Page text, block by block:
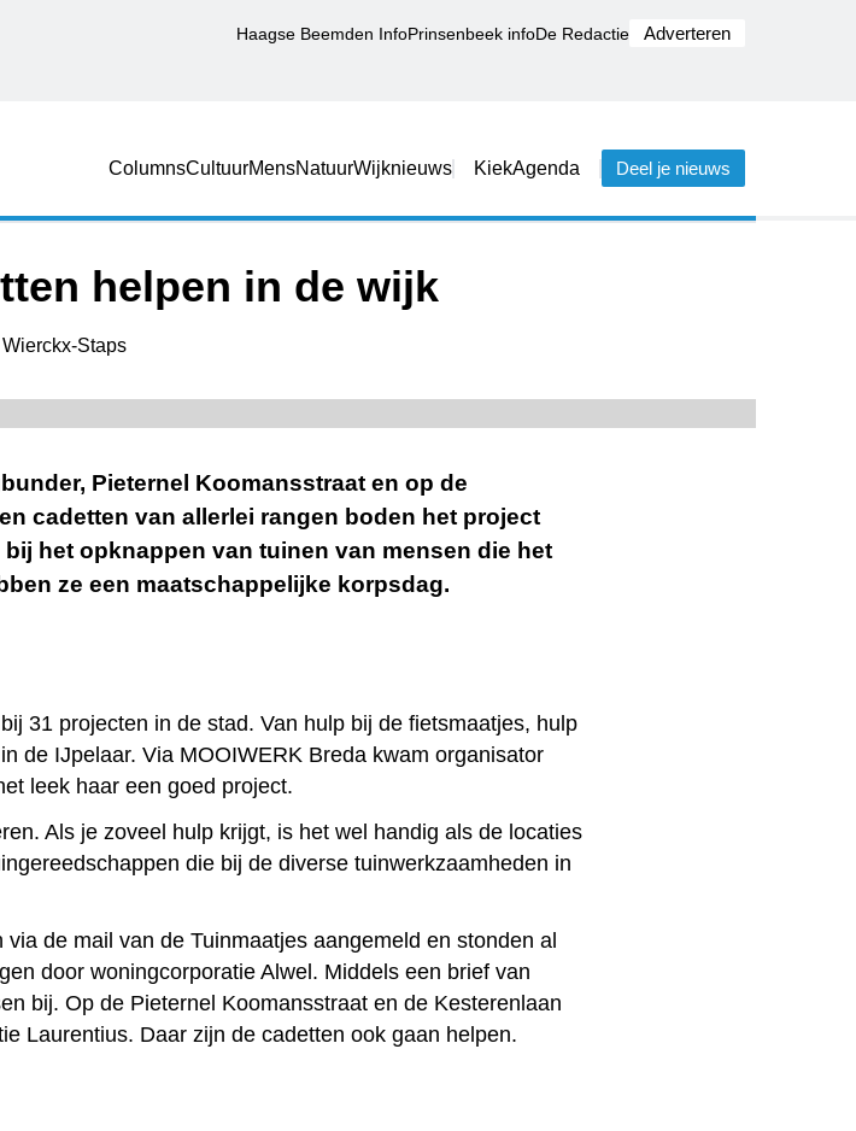
Haagse Beemden InfoPrinsenbeek infoDe Redactie Adverteren
ColumnsCultuurMensNatuurWijknieuws KiekAgenda Deel je nieuws
helpen in de wijk
Staps
Pieternel Koomansstraat en op de
cadetten van allerlei rangen boden het project
het opknappen van tuinen van mensen die het
ze een maatschappelijke korpsdag.
31 projecten in de stad. Van hulp bij de fietsmaatjes, hulp
de IJpelaar. Via MOOIWERK Breda kwam organisator
leek haar een goed project.
Als je zoveel hulp krijgt, is het wel handig als de locaties
die bij de diverse tuinwerkzaamheden in
de mail van de Tuinmaatjes aangemeld en stonden al
door woningcorporatie Alwel. Middels een brief van
bij. Op de Pieternel Koomansstraat en de Kesterenlaan
Laurentius. Daar zijn de cadetten ook gaan helpen.